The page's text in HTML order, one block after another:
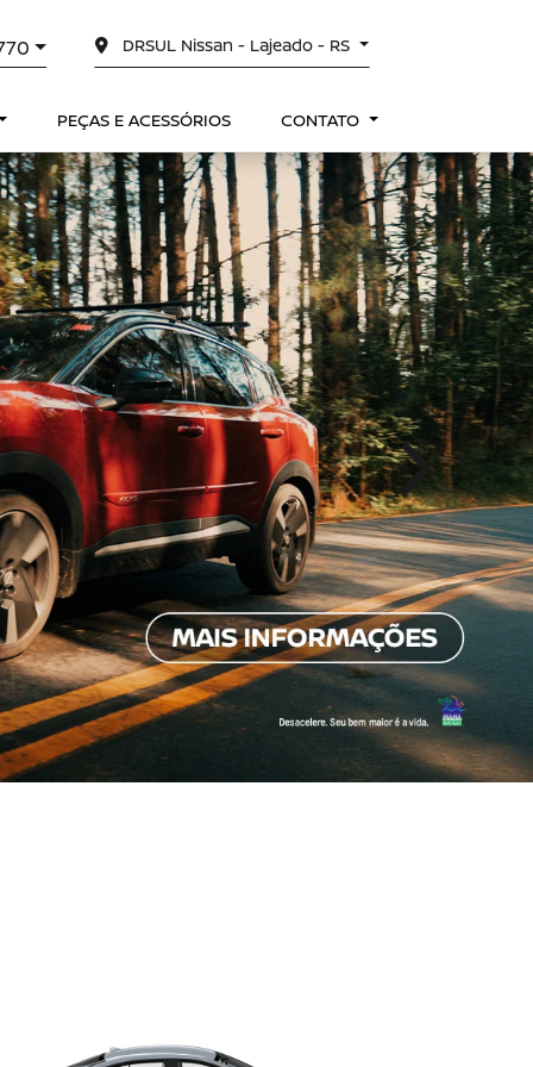
DRSUL Nissan - Lajeado - RS
PEÇAS E ACESSÓRIOS CONTATO